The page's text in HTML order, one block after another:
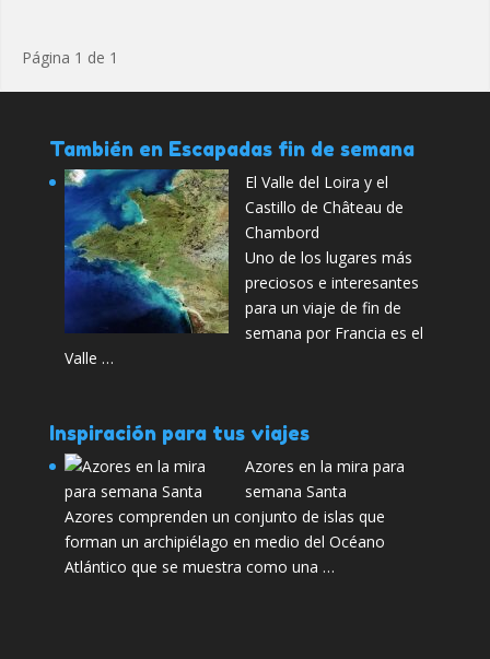
Página 1 de 1
También en Escapadas fin de semana
El Valle del Loira y el
Castillo de Château de
Chambord
Uno de los lugares más
preciosos e interesantes
para un viaje de fin de
semana por Francia es el
Valle …
Inspiración para tus viajes
Azores en la mira para
semana Santa
Azores comprenden un conjunto de islas que
forman un archipiélago en medio del Océano
Atlántico que se muestra como una …